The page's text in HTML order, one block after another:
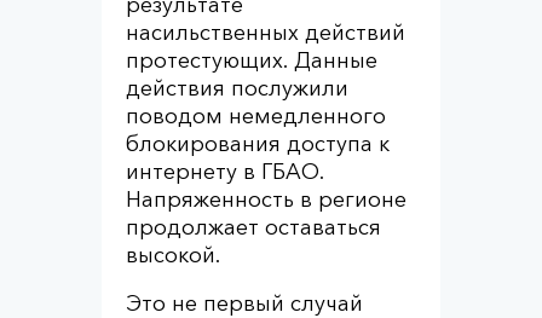
насильственных действий
протестующих. Данные
действия послужили
поводом немедленного
блокирования доступа к
интернету в ГБАО.
Напряженность в регионе
продолжает оставаться
высокой.
Это не первый случай